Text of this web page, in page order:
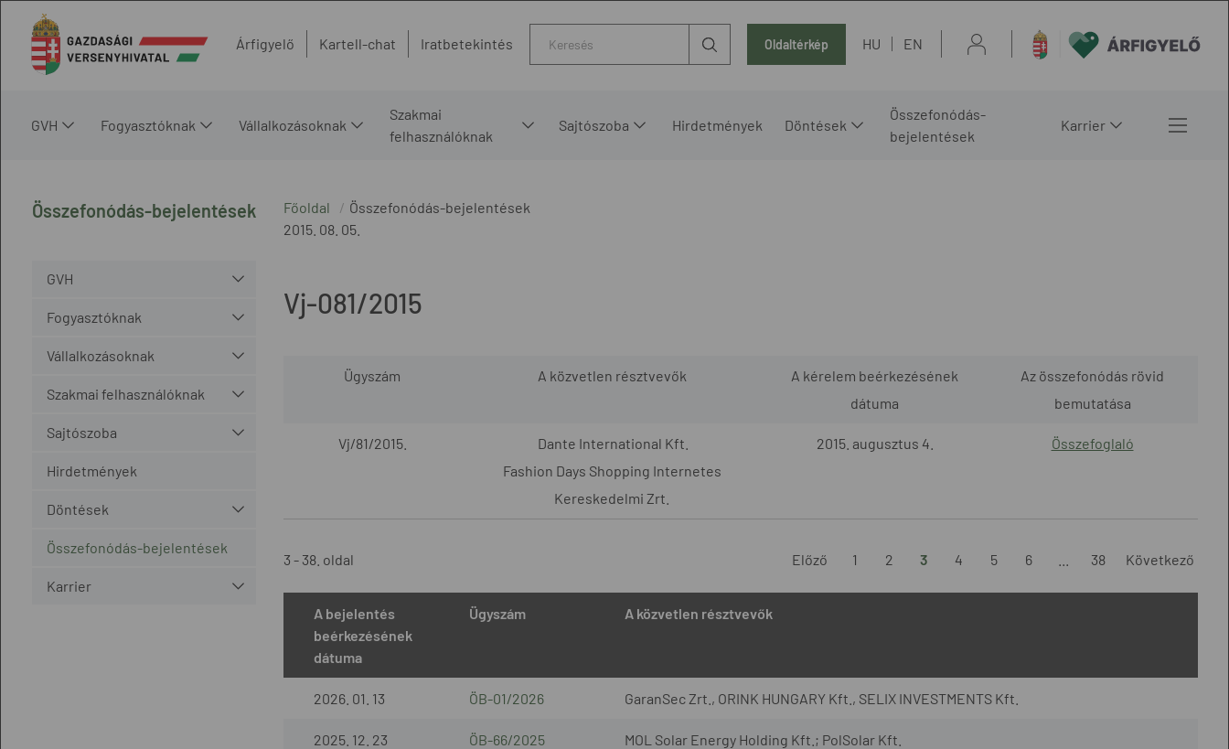
Árfigyelő Kartell-chat Iratbetekintés Oldaltérkép HU EN
GVH Fogyasztóknak Vállalkozásoknak
Szakmai
felhasználóknak
Sajtószoba Hirdetmények Döntések
Összefonódás-
bejelentések
Karrier
Összefonódás-bejelentések
GVH
Fogyasztóknak
Vállalkozásoknak
Szakmai felhasználóknak
Sajtószoba
Hirdetmények
Döntések
Összefonódás-bejelentések
Karrier
Főoldal
Összefonódás-bejelentések
2015. 08. 05.
Vj-081/2015
Ügyszám A közvetlen résztvevők
A kérelem beérkezésének
dátuma
Az összefonódás rövid
bemutatása
Vj/81/2015.
Dante International Kft.
Fashion Days Shopping Internetes
Kereskedelmi Zrt.
2015. augusztus 4. Összefoglaló
3 - 38. oldal Előző 1 2 3 4 5 6 38 Következő
A bejelentés
beérkezésének
dátuma
Ügyszám A közvetlen résztvevők
2026. 01. 13 ÖB-01/2026 GaranSec Zrt., ORINK HUNGARY Kft., SELIX INVESTMENTS Kft.
2025. 12. 23 ÖB-66/2025 MOL Solar Energy Holding Kft.; PolSolar Kft.